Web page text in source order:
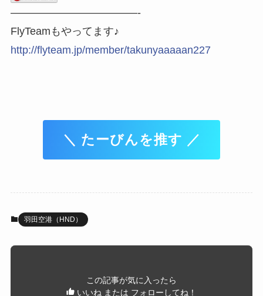
————————————-
FlyTeamもやってます♪
http://flyteam.jp/member/takunyaaaaan227
＼ たーびんを推す ／
羽田空港（HND）
この記事が気に入ったら
いいね または フォローしてね！